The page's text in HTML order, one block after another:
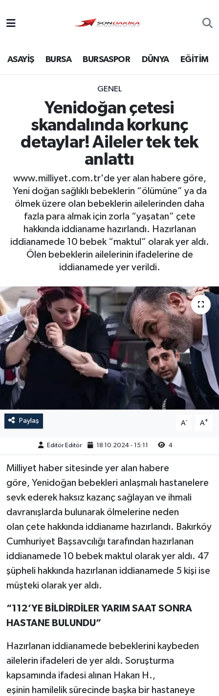
ASAYİŞ BURSA BURSASPOR DÜNYA EĞİTİM
GENEL
Yenidoğan çetesi
skandalında korkunç
detaylar! Aileler tek tek
anlattı
www.milliyet.com.tr'de yer alan habere göre,
Yeni doğan sağlıklı bebeklerin “ölümüne” ya da
ölmek üzere olan bebeklerin ailelerinden daha
fazla para almak için zorla “yaşatan” çete
hakkında iddianame hazırlandı. Hazırlanan
iddianamede 10 bebek “maktul” olarak yer aldı.
Ölen bebeklerin ailelerinin ifadelerine de
iddianamede yer verildi.
Paylaş A- A+
Editör Editör 18.10.2024 - 15:11 4
Milliyet haber sitesinde yer alan habere
göre, Yenidoğan bebekleri anlaşmalı hastanelere
sevk ederek haksız kazanç sağlayan ve ihmali
davranışlarda bulunarak ölmelerine neden
olan çete hakkında iddianame hazırlandı. Bakırköy
Cumhuriyet Başsavcılığı tarafından hazırlanan
iddianamede 10 bebek maktul olarak yer aldı. 47
şüpheli hakkında hazırlanan iddianamede 5 kişi ise
müşteki olarak yer aldı.
“112’YE BİLDİRDİLER YARIM SAAT SONRA
HASTANE BULUNDU”
Hazırlanan iddianamede bebeklerini kaybeden
ailelerin ifadeleri de yer aldı. Soruşturma
kapsamında ifadesi alınan Hakan H.,
eşinin hamilelik sürecinde başka bir hastaneye
Bursa
Ekonomi
Foto Galeri
Gündem
Magazin
Spor
Türkiye
Video Galeri